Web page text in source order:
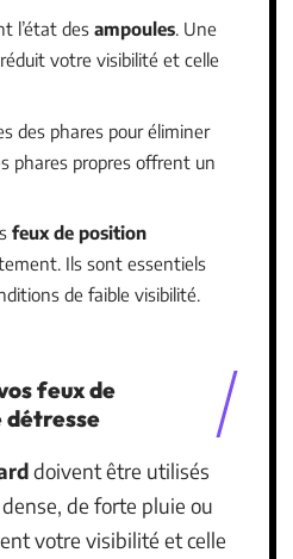
l’état des ampoules. Une
votre visibilité et celle
des phares pour éliminer
phares propres offrent un
feux de position
Ils sont essentiels
de faible visibilité.
feux de
détresse
doivent être utilisés
de forte pluie ou
votre visibilité et celle